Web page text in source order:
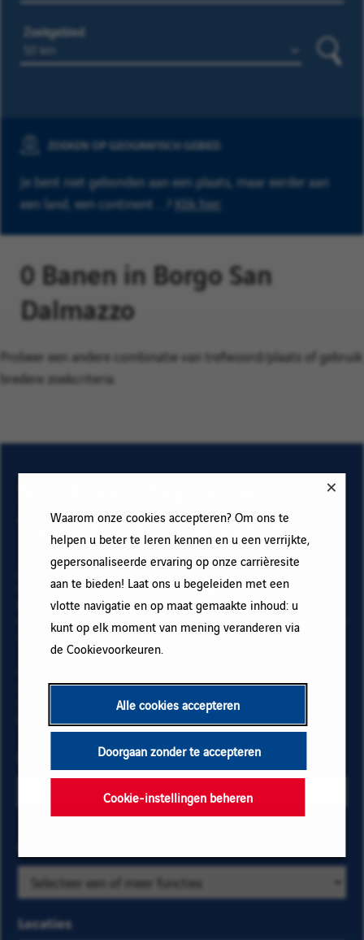
Waarom onze cookies accepteren? Om ons te
helpen u beter te leren kennen en u een verrijkte,
gepersonaliseerde ervaring op onze carrièresite
aan te bieden! Laat ons u begeleiden met een
vlotte navigatie en op maat gemaakte inhoud: u
kunt op elk moment van mening veranderen via
de Cookievoorkeuren.
Alle cookies accepteren
Doorgaan zonder te accepteren
Cookie-instellingen beheren
Zoekgebied
ZOEKEN OP GEOGRAFISCH GEBIED
Je bent niet gebonden aan een plaats, maar eerder aan
een land, een continent ...? Klik hier
0 Banen in Borgo San
Dalmazzo
Probeer een andere combinatie van trefwoord/plaats of gebruik
bredere zoekcriteria.
Sluit aan bij onze
Talent Community!
Abonneer op onze e-mail alerts om ons vacature aanbod
te ontvangen en informatie te krijgen over nieuwe banen
binnen Vinci. Vul uw e-mailadres en voorkeuren in. Klik
op "Toevoegen" en vervolgens op "Abonneren" en blijf op
de hoogte via onze e-mail alerts!
registreren voor de email alerts. Voor meer informatie
over het beheer van uw gegevens en over uw rechten,
bedrijfs- en
locatiecriteria
vacatures te
op
categorie
kies
Locaties